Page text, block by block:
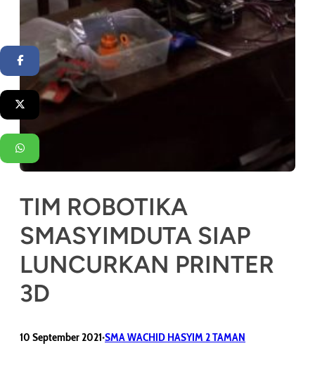
TIM ROBOTIKA
SMASYIMDUTA SIAP
LUNCURKAN PRINTER
3D
10 September 2021•SMA WACHID HASYIM 2 TAMAN
Facebook
Twitter